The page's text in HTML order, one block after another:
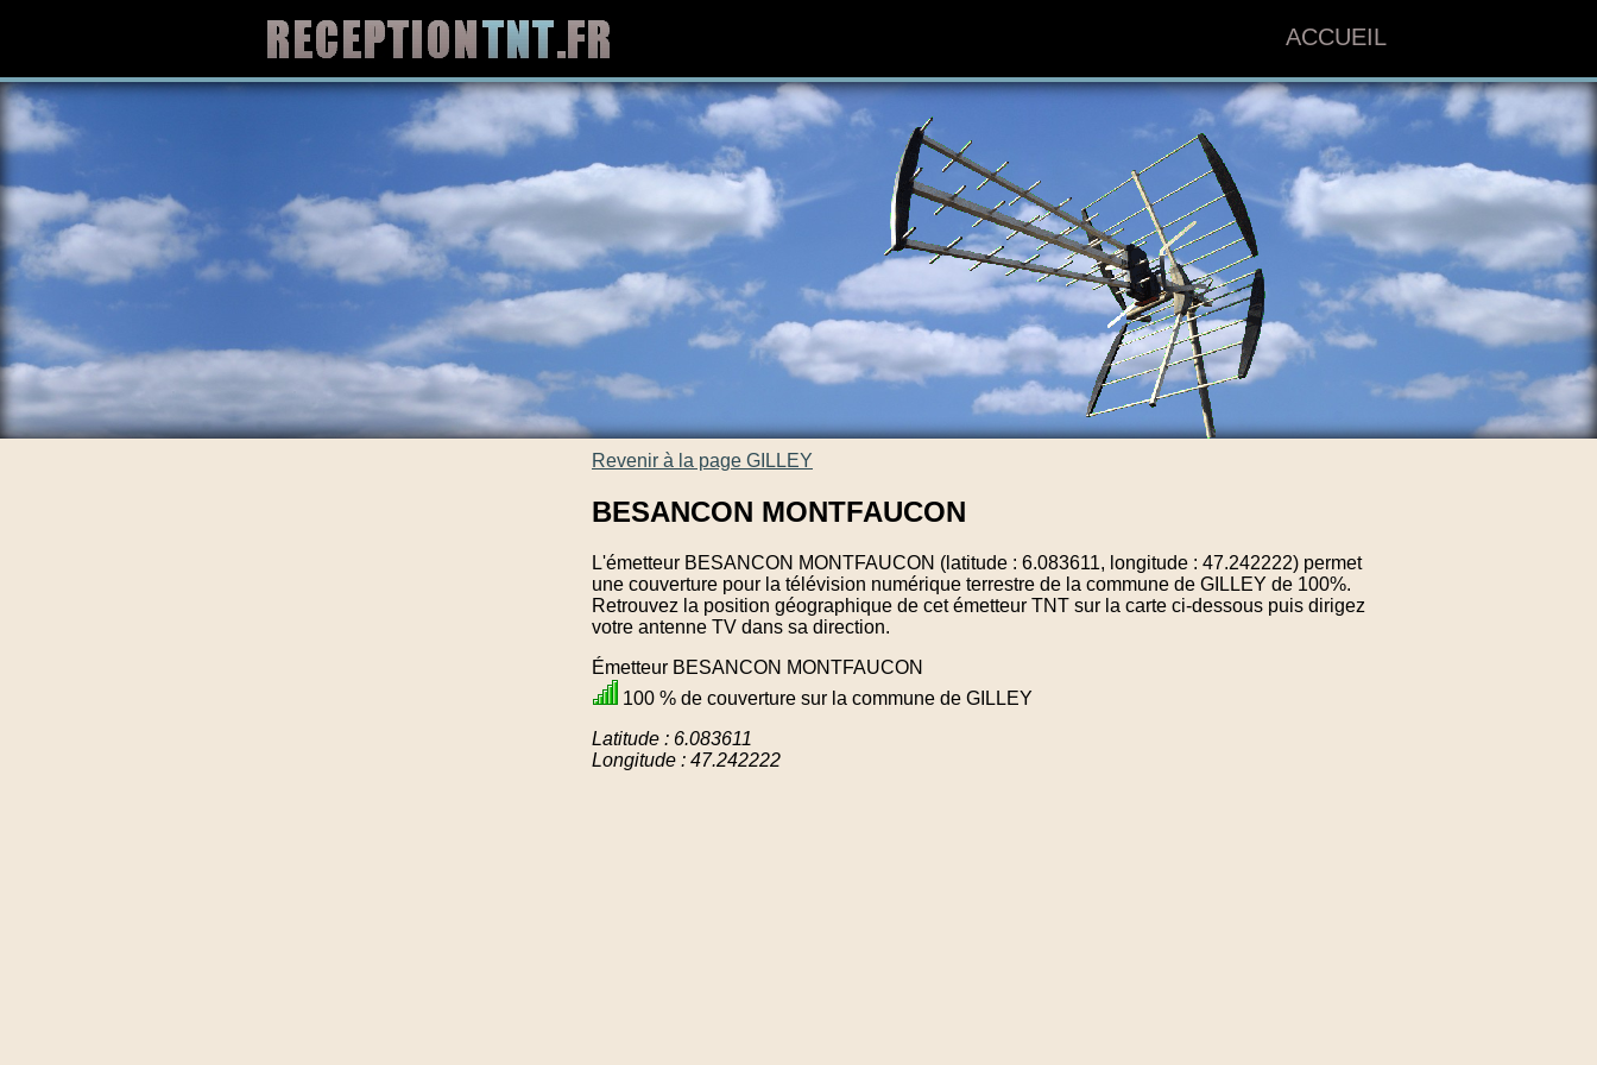
ACCUEIL
Revenir à la page GILLEY
BESANCON MONTFAUCON
L'émetteur BESANCON MONTFAUCON (latitude : 6.083611, longitude : 47.242222) permet
une couverture pour la télévision numérique terrestre de la commune de GILLEY de 100%.
Retrouvez la position géographique de cet émetteur TNT sur la carte ci-dessous puis dirigez
votre antenne TV dans sa direction.
Émetteur BESANCON MONTFAUCON
100 % de couverture sur la commune de GILLEY
Latitude : 6.083611
Longitude : 47.242222